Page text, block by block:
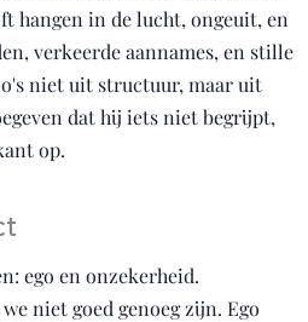
hangen in de lucht, ongeuit, en
verkeerde aannames, en stille
niet uit structuur, maar uit
dat hij iets niet begrijpt,
op.
ego en onzekerheid.
niet goed genoeg zijn. Ego